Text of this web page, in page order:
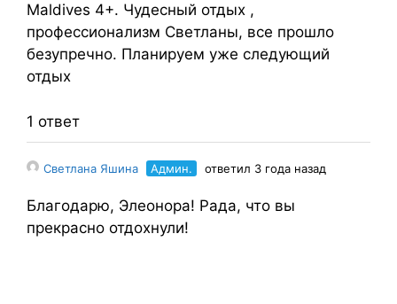
Maldives 4+. Чудесный отдых ,
профессионализм Светланы, все прошло
безупречно. Планируем уже следующий
отдых
1 ответ
Светлана Яшина Админ. ответил 3 года назад
Благодарю, Элеонора! Рада, что вы
прекрасно отдохнули!